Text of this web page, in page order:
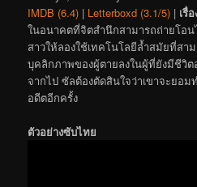
IMDB (6.4) | Letterboxd (3.1/5) | เรื่
ในอนาคตที่จิตสำนึกสามารถถ่ายโอ
สาวให้ลองใช้เทคโนโลยีล้ำสมัยที่สา
บุคลิกภาพของผู้ตายลงในผู้ที่ยังมีชีวิต
จากไป ซัลต้องตัดสินใจว่าเขาจะยอ
อดีตอีกครั้ง
ตัวอย่างซับไทย